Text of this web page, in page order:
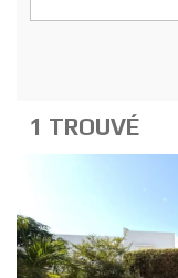
1 TROUVÉ